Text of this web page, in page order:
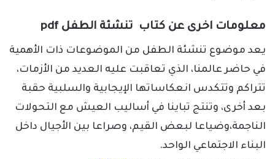
معلومات اخرى عن كتاب تنشئة الطفل pdf
يعد موضوع تنشئة الطفل من الموضوعات ذات الأهمية
في حاضر عالمنا، الذي تعاقبت عليه العديد من الأزمات،
تتراكم وتتكدس انعكاساتها الإيجابية والسلبية حقبة
بعد أخرى، وتنتج تباينا في أساليب العيش مع التحولات
الناجمة،وضياعا لبعض القيم، وصراعا بين الأجيال داخل
البناء الاجتماعي الواحد.